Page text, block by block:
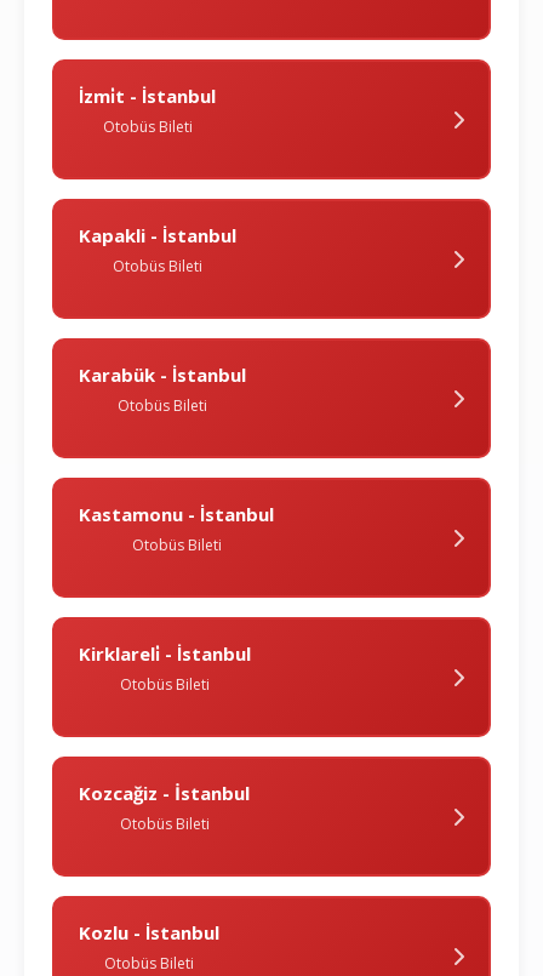
İzmi̇t - İstanbul
Otobüs Bileti
Kapakli - İstanbul
Otobüs Bileti
Karabük - İstanbul
Otobüs Bileti
Kastamonu - İstanbul
Otobüs Bileti
Kirklareli̇ - İstanbul
Otobüs Bileti
Kozcağiz - İstanbul
Otobüs Bileti
Kozlu - İstanbul
Otobüs Bileti